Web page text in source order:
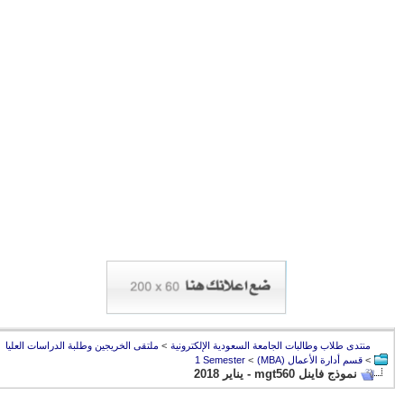
منتدى طلاب وطالبات الجامعة السعودية الإلكترونية > ملتقى الخريجين وطلبة الدراسات العليا
> قسم أدارة الأعمال (MBA) >
1 Semester
نموذج فاينل mgt560 - يناير 2018